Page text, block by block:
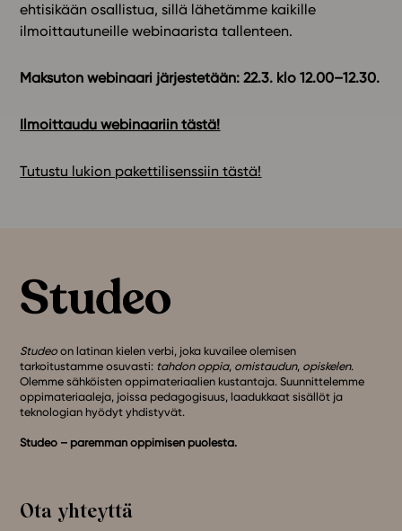
ehtisikään osallistua, sillä lähetämme kaikille
ilmoittautuneille webinaarista tallenteen.
Maksuton webinaari järjestetään: 22.3. klo 12.00–12.30.
Ilmoittaudu webinaariin tästä!
Tutustu lukion pakettilisenssiin tästä!
Studeo on latinan kielen verbi, joka kuvailee olemisen
tarkoitustamme osuvasti: tahdon oppia, omistaudun, opiskelen.
Olemme sähköisten oppimateriaalien kustantaja. Suunnittelemme
oppimateriaaleja, joissa pedagogisuus, laadukkaat sisällöt ja
teknologian hyödyt yhdistyvät.
Studeo – paremman oppimisen puolesta.
Ota yhteyttä